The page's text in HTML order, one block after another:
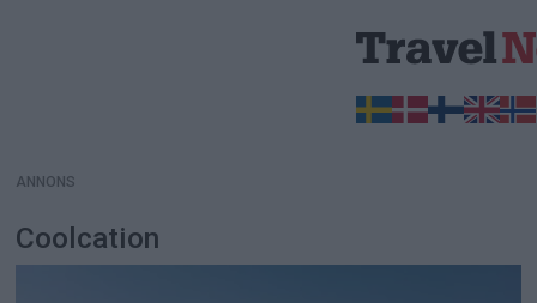
ANNONS
Coolcation